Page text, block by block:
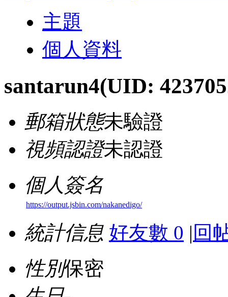
主題
個人資料
santarun4(UID:
郵箱狀態未驗證
視頻認證未認證
個人簽名
https://output.jsbin.com/nakanedigo/
統計信息 好友數 0 | 回
性別保密